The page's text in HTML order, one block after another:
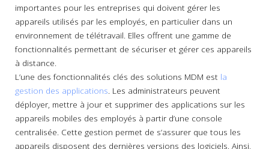
importantes pour les entreprises qui doivent gérer les
appareils utilisés par les employés, en particulier dans un
environnement de télétravail. Elles offrent une gamme de
fonctionnalités permettant de sécuriser et gérer ces appareils
à distance.
L’une des fonctionnalités clés des solutions MDM est la
gestion des applications . Les administrateurs peuvent
déployer, mettre à jour et supprimer des applications sur les
appareils mobiles des employés à partir d’une console
centralisée. Cette gestion permet de s’assurer que tous les
appareils disposent des dernières versions des logiciels. Ainsi,